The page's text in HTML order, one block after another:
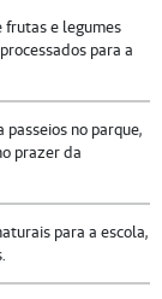
frutas e legumes
para a
passeios no parque,
prazer da
para a escola,